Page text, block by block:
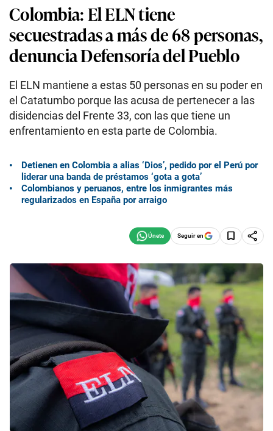
Colombia: El ELN tiene
secuestradas a más de 68 personas,
denuncia Defensoría del Pueblo
El ELN mantiene a estas 50 personas en su poder en
el Catatumbo porque las acusa de pertenecer a las
disidencias del Frente 33, con las que tiene un
enfrentamiento en esta parte de Colombia.
Detienen en Colombia a alias ‘Dios’, pedido por el Perú por
liderar una banda de préstamos ‘gota a gota’
Colombianos y peruanos, entre los inmigrantes más
regularizados en España por arraigo
Seguir en